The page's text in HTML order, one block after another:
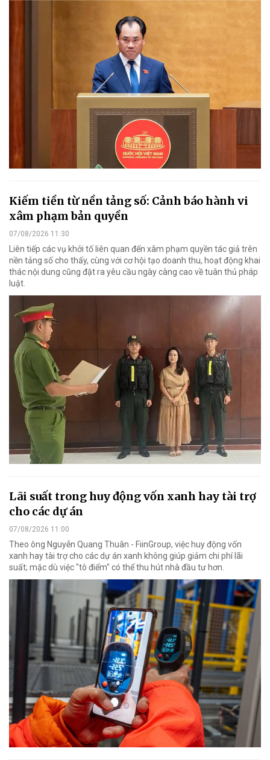
Kiếm tiền từ nền tảng số: Cảnh báo hành vi
xâm phạm bản quyền
07/08/2026 11:30
Liên tiếp các vụ khởi tố liên quan đến xâm phạm quyền tác giả trên
nền tảng số cho thấy, cùng với cơ hội tạo doanh thu, hoạt động khai
thác nội dung cũng đặt ra yêu cầu ngày càng cao về tuân thủ pháp
luật.
Lãi suất trong huy động vốn xanh hay tài trợ
cho các dự án
07/08/2026 11:00
Theo ông Nguyễn Quang Thuân - FiinGroup, việc huy động vốn
xanh hay tài trợ cho các dự án xanh không giúp giảm chi phí lãi
suất; mặc dù việc "tô điểm" có thể thu hút nhà đầu tư hơn.